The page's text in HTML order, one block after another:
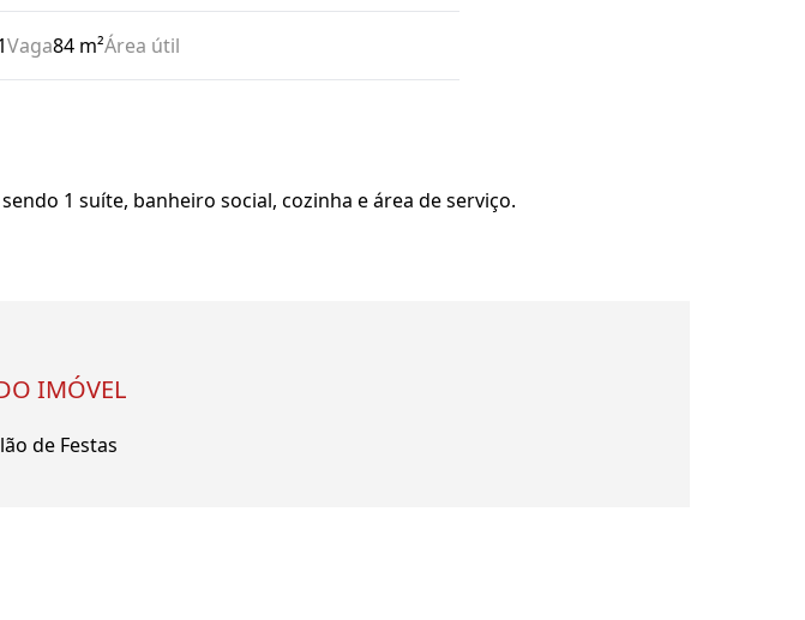
Vaga84 m²Área útil
1 suíte, banheiro social, cozinha e área de serviço.
IMÓVEL
de Festas